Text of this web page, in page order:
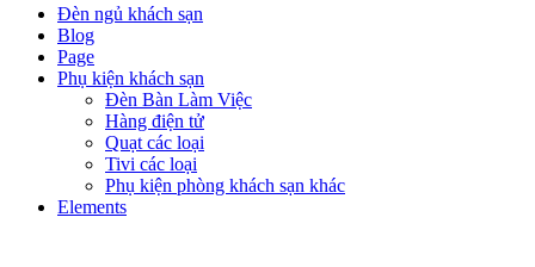
Đèn ngủ khách sạn
Blog
Page
Phụ kiện khách sạn
Đèn Bàn Làm Việc
Hàng điện tử
Quạt các loại
Tivi các loại
Phụ kiện phòng khách sạn khác
Elements